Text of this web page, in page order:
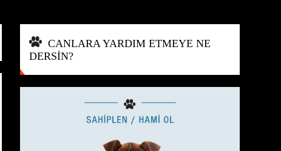
CANLARA YARDIM ETMEYE NE
DERSİN?